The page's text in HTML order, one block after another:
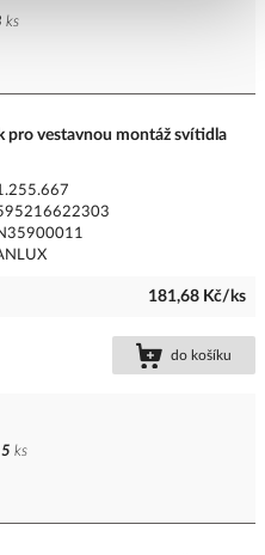
ks
pro vestavnou montáž svítidla
181,68 Kč/ks
do košíku
5 ks